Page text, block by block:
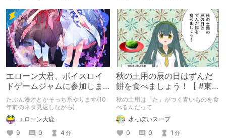
エローン大君、ボイスロイ
ドゲームジャムに参加しま
す！
たぶん漫才とかそっち系やります(10
年前のネタ見返しながら)
エローン大鹿
9
0 4 分
秋の土用の辰の日はずんだ
餅を食べましょう！【 #東北
ずん子誕生祭2024 】
秋の土用は「た」がつく青いものを食
べるんだって
水っぽいスープ
0
0 1 分